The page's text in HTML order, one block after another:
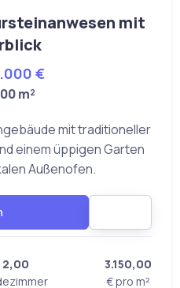
mit
€
m²
mit traditioneller
einem üppigen Garten
Außenofen.
2,00
3.150,00
€ pro m²